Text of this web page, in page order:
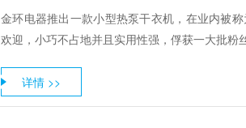
金环电器推出一款小型热泵干衣机，在业内被
欢迎，小巧不占地并且实用性强，俘获一大批粉
详情 >>